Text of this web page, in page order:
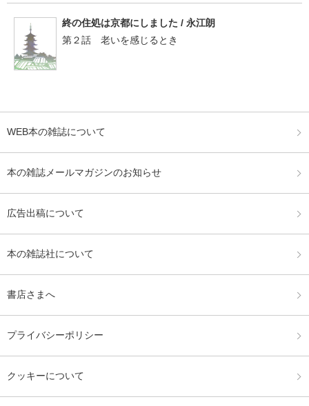
終の住処は京都にしました / 永江朗
第２話 老いを感じるとき
WEB本の雑誌について
本の雑誌メールマガジンのお知らせ
広告出稿について
本の雑誌社について
書店さまへ
プライバシーポリシー
クッキーについて